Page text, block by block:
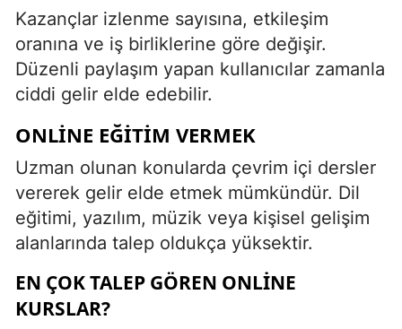
Kazançlar izlenme sayısına, etkileşim
oranına ve iş birliklerine göre değişir.
Düzenli paylaşım yapan kullanıcılar zamanla
ciddi gelir elde edebilir.
ONLINE EĞITIM VERMEK
Uzman olunan konularda çevrim içi dersler
vererek gelir elde etmek mümkündür. Dil
eğitimi, yazılım, müzik veya kişisel gelişim
alanlarında talep oldukça yüksektir.
EN ÇOK TALEP GÖREN ONLINE
KURSLAR?